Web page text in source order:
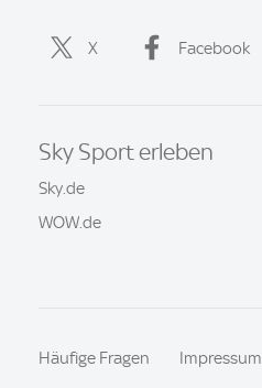
X Facebook
Sky Sport erleben
Sky.de
WOW.de
Häufige Fragen Impressum